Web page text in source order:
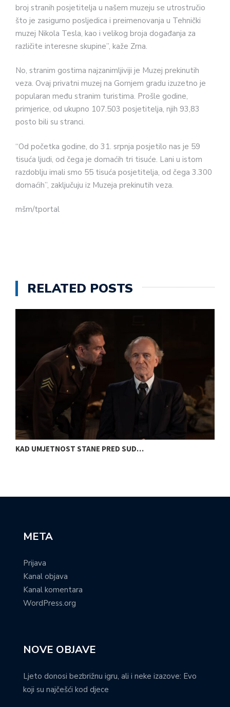
broj stranih posjetitelja u našem muzeju se utrostručio
što je zasigurno posljedica i preimenovanja u Tehnički
muzej Nikola Tesla, kao i velikog broja događanja za
različite interesne skupine”, kaže Zrna.
No, stranim gostima najzanimljiviji je Muzej prekinutih
veza. Ovaj privatni muzej na Gornjem gradu izuzetno je
popularan među stranim turistima. Prošle godine,
primjerice, od ukupno 107.503 posjetitelja, njih 93,83
posto bili su stranci.
“Od početka godine, do 31. srpnja posjetilo nas je 59
tisuća ljudi, od čega je domaćih tri tisuće. Lani u istom
razdoblju imali smo 55 tisuća posjetitelja, od čega 3.300
domaćih”, zaključuju iz Muzeja prekinutih veza.
mšm/tportal
RELATED POSTS
KAD UMJETNOST STANE PRED SUD…
META
Prijava
Kanal objava
Kanal komentara
WordPress.org
NOVE OBJAVE
Ljeto donosi bezbrižnu igru, ali i neke izazove: Evo
koji su najčešći kod djece